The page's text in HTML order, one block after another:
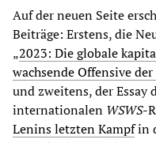
Auf der neuen Seite
Beiträge: Erstens, die
„2023: Die globale
wachsende Offensive
und zweitens, der Essay
internationalen WSWS-
Lenins letzten Kampfin